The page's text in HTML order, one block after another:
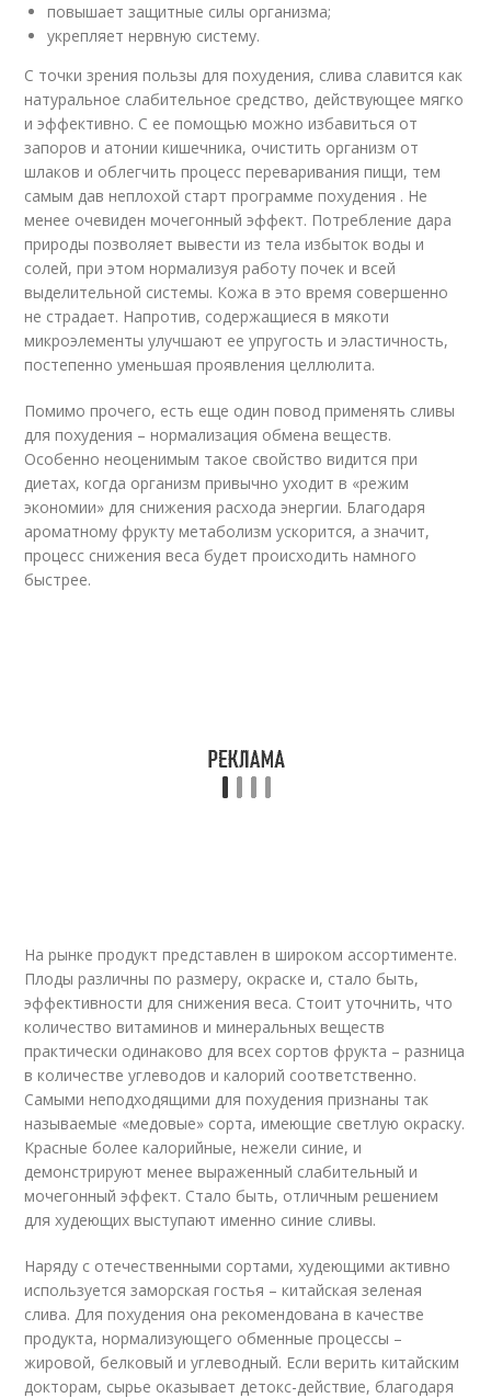
повышает защитные силы организма;
укрепляет нервную систему.
С точки зрения пользы для похудения, слива славится как
натуральное слабительное средство, действующее мягко
и эффективно. С ее помощью можно избавиться от
запоров и атонии кишечника, очистить организм от
шлаков и облегчить процесс переваривания пищи, тем
самым дав неплохой старт программе похудения . Не
менее очевиден мочегонный эффект. Потребление дара
природы позволяет вывести из тела избыток воды и
солей, при этом нормализуя работу почек и всей
выделительной системы. Кожа в это время совершенно
не страдает. Напротив, содержащиеся в мякоти
микроэлементы улучшают ее упругость и эластичность,
постепенно уменьшая проявления целлюлита.
Помимо прочего, есть еще один повод применять сливы
для похудения – нормализация обмена веществ.
Особенно неоценимым такое свойство видится при
диетах, когда организм привычно уходит в «режим
экономии» для снижения расхода энергии. Благодаря
ароматному фрукту метаболизм ускорится, а значит,
процесс снижения веса будет происходить намного
быстрее.
На рынке продукт представлен в широком ассортименте.
Плоды различны по размеру, окраске и, стало быть,
эффективности для снижения веса. Стоит уточнить, что
количество витаминов и минеральных веществ
практически одинаково для всех сортов фрукта – разница
в количестве углеводов и калорий соответственно.
Самыми неподходящими для похудения признаны так
называемые «медовые» сорта, имеющие светлую окраску.
Красные более калорийные, нежели синие, и
демонстрируют менее выраженный слабительный и
мочегонный эффект. Стало быть, отличным решением
для худеющих выступают именно синие сливы.
Наряду с отечественными сортами, худеющими активно
используется заморская гостья – китайская зеленая
слива. Для похудения она рекомендована в качестве
продукта, нормализующего обменные процессы –
жировой, белковый и углеводный. Если верить китайским
докторам, сырье оказывает детокс-действие, благодаря